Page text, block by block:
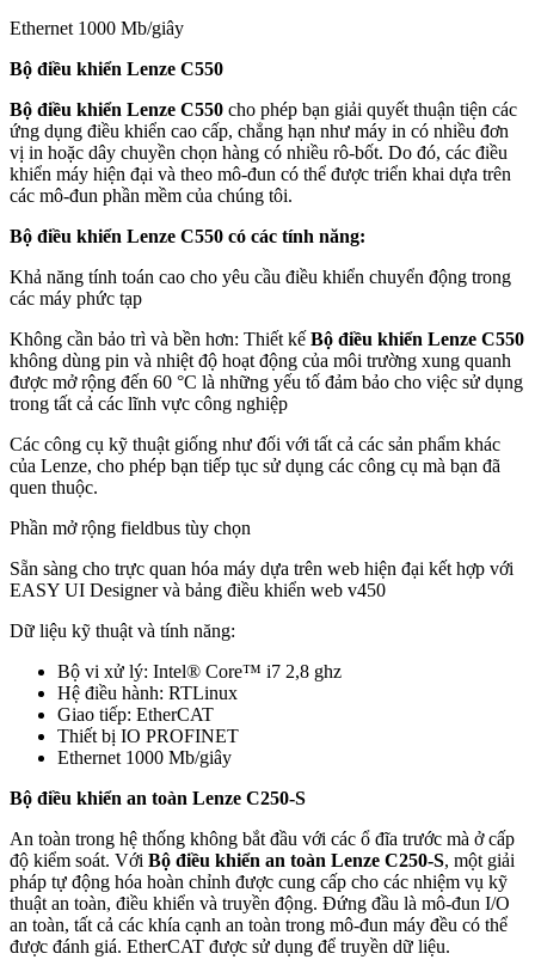
Ethernet 1000 Mb/giây
Bộ điều khiển Lenze C550
Bộ điều khiển Lenze C550 cho phép bạn giải quyết thuận tiện các
ứng dụng điều khiển cao cấp, chẳng hạn như máy in có nhiều đơn
vị in hoặc dây chuyền chọn hàng có nhiều rô-bốt. Do đó, các điều
khiển máy hiện đại và theo mô-đun có thể được triển khai dựa trên
các mô-đun phần mềm của chúng tôi.
Bộ điều khiển Lenze C550 có các tính năng:
Khả năng tính toán cao cho yêu cầu điều khiển chuyển động trong
các máy phức tạp
Không cần bảo trì và bền hơn: Thiết kế Bộ điều khiển Lenze C550
không dùng pin và nhiệt độ hoạt động của môi trường xung quanh
được mở rộng đến 60 °C là những yếu tố đảm bảo cho việc sử dụng
trong tất cả các lĩnh vực công nghiệp
Các công cụ kỹ thuật giống như đối với tất cả các sản phẩm khác
của Lenze, cho phép bạn tiếp tục sử dụng các công cụ mà bạn đã
quen thuộc.
Phần mở rộng fieldbus tùy chọn
Sẵn sàng cho trực quan hóa máy dựa trên web hiện đại kết hợp với
EASY UI Designer và bảng điều khiển web v450
Dữ liệu kỹ thuật và tính năng:
Bộ vi xử lý: Intel® Core™ i7 2,8 ghz
Hệ điều hành: RTLinux
Giao tiếp: EtherCAT
Thiết bị IO PROFINET
Ethernet 1000 Mb/giây
Bộ điều khiển an toàn Lenze C250-S
An toàn trong hệ thống không bắt đầu với các ổ đĩa trước mà ở cấp
độ kiểm soát. Với Bộ điều khiển an toàn Lenze C250-S, một giải
pháp tự động hóa hoàn chỉnh được cung cấp cho các nhiệm vụ kỹ
thuật an toàn, điều khiển và truyền động. Đứng đầu là mô-đun I/O
an toàn, tất cả các khía cạnh an toàn trong mô-đun máy đều có thể
được đánh giá. EtherCAT được sử dụng để truyền dữ liệu.